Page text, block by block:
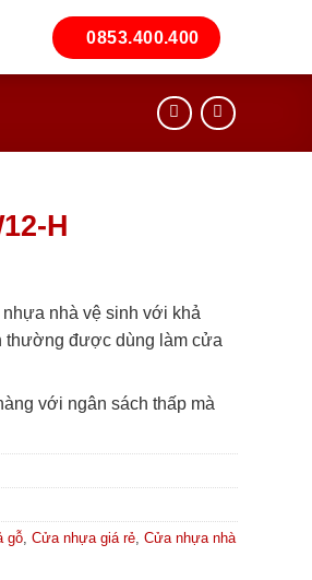
0853.400.400
H
nhà vệ sinh với khả
thường được dùng làm cửa
với ngân sách thấp mà
gỗ Cửa nhựa giá rẻ Cửa nhựa nhà